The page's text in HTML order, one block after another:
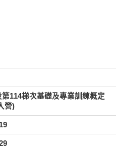
114梯次基礎及專業訓練概定
營)